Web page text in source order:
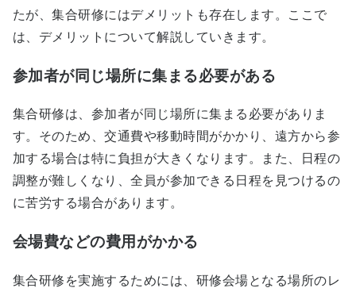
たが、集合研修にはデメリットも存在します。ここで
は、デメリットについて解説していきます。
参加者が同じ場所に集まる必要がある
集合研修は、参加者が同じ場所に集まる必要がありま
す。そのため、交通費や移動時間がかかり、遠方から参
加する場合は特に負担が大きくなります。また、日程の
調整が難しくなり、全員が参加できる日程を見つけるの
に苦労する場合があります。
会場費などの費用がかかる
集合研修を実施するためには、研修会場となる場所のレ